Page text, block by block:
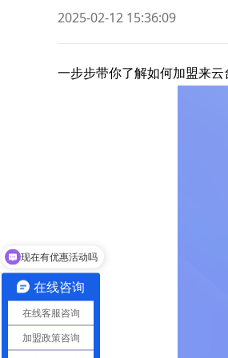
2025-02-12 15:36:09
一步步带你了解如何加盟来
在线咨询
在线客服咨询
加盟政策咨询
现在有优惠活动吗